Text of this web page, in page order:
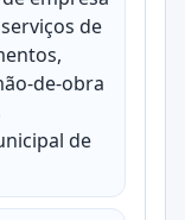
de
de-obra
de